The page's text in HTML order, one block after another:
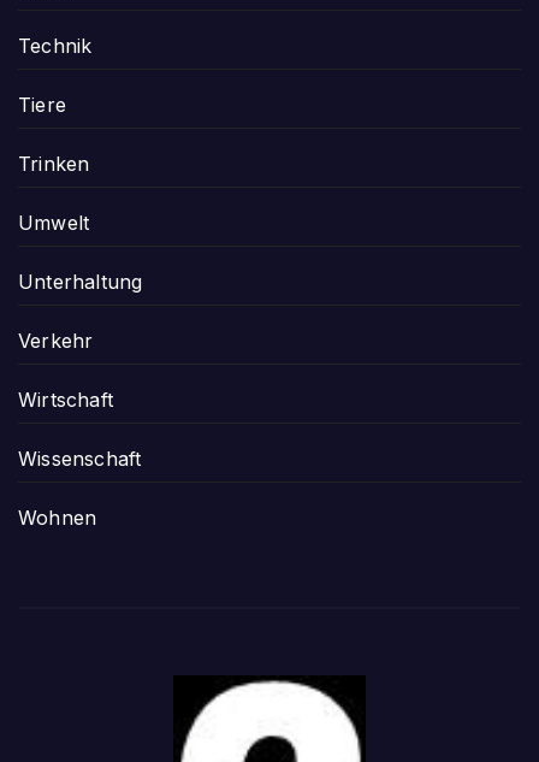
Technik
Tiere
Trinken
Umwelt
Unterhaltung
Verkehr
Wirtschaft
Wissenschaft
Wohnen